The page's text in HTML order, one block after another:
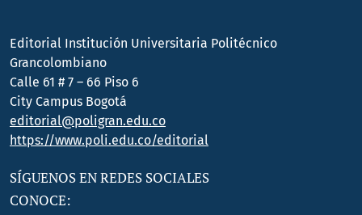
Editorial Institución Universitaria Politécnico
Grancolombiano
Calle 61 # 7 – 66 Piso 6
City Campus Bogotá
editorial@poligran.edu.co
https://www.poli.edu.co/editorial
SÍGUENOS EN REDES SOCIALES
CONOCE: